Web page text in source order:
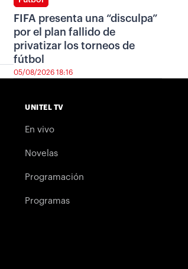
FIFA presenta una “disculpa”
por el plan fallido de
privatizar los torneos de
fútbol
05/08/2026 18:16
UNITEL TV
En vivo
Novelas
Programación
Programas